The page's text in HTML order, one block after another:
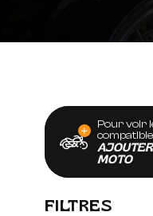
Pour voir
MOTO
FILTRES